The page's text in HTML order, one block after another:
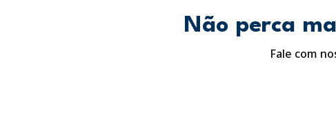
Não perca
Fale com